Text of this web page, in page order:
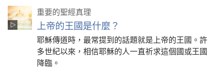
重要的聖經真理
上帝的王國是什麼？
耶穌傳道時，最常提到的話題就是上帝的王國。許
多世紀以來，相信耶穌的人一直祈求這個國或王國
降臨。